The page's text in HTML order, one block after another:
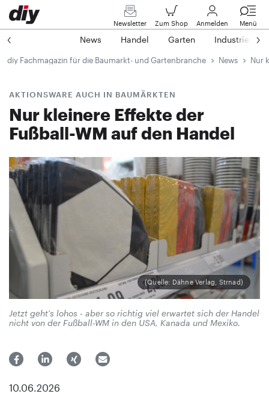
Newsletter Zum Shop Anmelden Menü
News Handel Garten Industrie
diy Fachmagazin für die Baumarkt- und Gartenbranche News Nur
AKTIONSWARE AUCH IN BAUMÄRKTEN
Nur kleinere Effekte der
Fußball-WM auf den Handel
(Quelle: Dähne Verlag, Strnad)
Jetzt geht's lohos - aber so richtig viel erwartet sich der Handel
nicht von der Fußball-WM in den USA, Kanada und Mexiko.
10.06.2026